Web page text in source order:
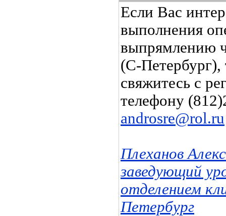
Если Вас
выполнения
выпрямлению
(С-Петербург),
свяжитесь с
телефону
androsre@rol.ru
Плеханов
заведующий
отделением
Петербург